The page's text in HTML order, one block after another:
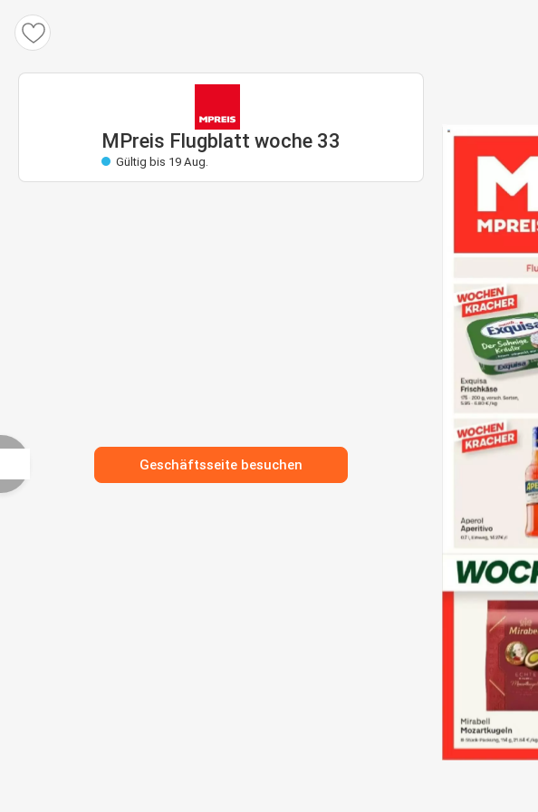
MPreis Flugblatt woche 33
Gültig bis 19 Aug.
Geschäftsseite besuchen